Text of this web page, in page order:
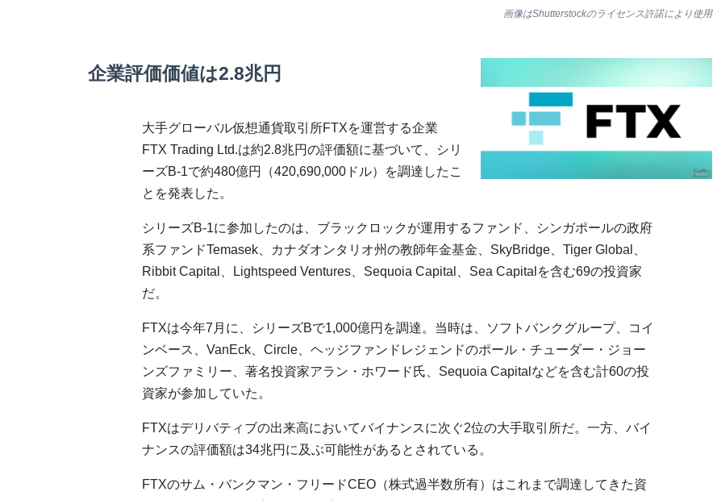
画像はShutterstockのライセンス許諾により使用
企業評価価値は2.8兆円
大手グローバル仮想通貨取引所FTXを運営する企業
FTX Trading Ltd.は約2.8兆円の評価額に基づいて、シリ
ーズB-1で約480億円（420,690,000ドル）を調達したこ
とを発表した。
シリーズB-1に参加したのは、ブラックロックが運用するファンド、シンガポールの政府
系ファンドTemasek、カナダオンタリオ州の教師年金基金、SkyBridge、Tiger Global、
Ribbit Capital、Lightspeed Ventures、Sequoia Capital、Sea Capitalを含む69の投資家
だ。
FTXは今年7月に、シリーズBで1,000億円を調達。当時は、ソフトバンクグループ、コイ
ンベース、VanEck、Circle、ヘッジファンドレジェンドのポール・チューダー・ジョー
ンズファミリー、著名投資家アラン・ホワード氏、Sequoia Capitalなどを含む計60の投
資家が参加していた。
FTXはデリバティブの出来高においてバイナンスに次ぐ2位の大手取引所だ。一方、バイ
ナンスの評価額は34兆円に及ぶ可能性があるとされている。
FTXのサム・バンクマン・フリードCEO（株式過半数所有）はこれまで調達してきた資